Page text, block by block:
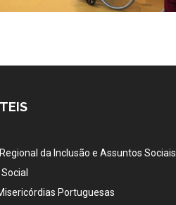
da Inclusão e Assuntos Sociais
Portuguesas